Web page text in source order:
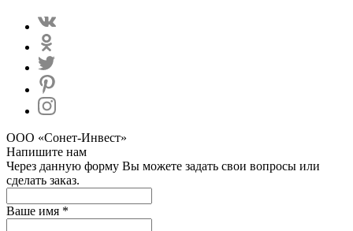
ООО «Сонет-Инвест»
Напишите нам
Через данную форму Вы можете задать свои вопросы или
сделать заказ.
Ваше имя *